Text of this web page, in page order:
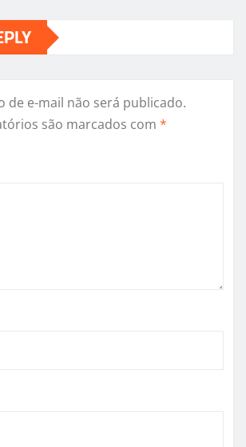
de e-mail não será publicado.
são marcados com *